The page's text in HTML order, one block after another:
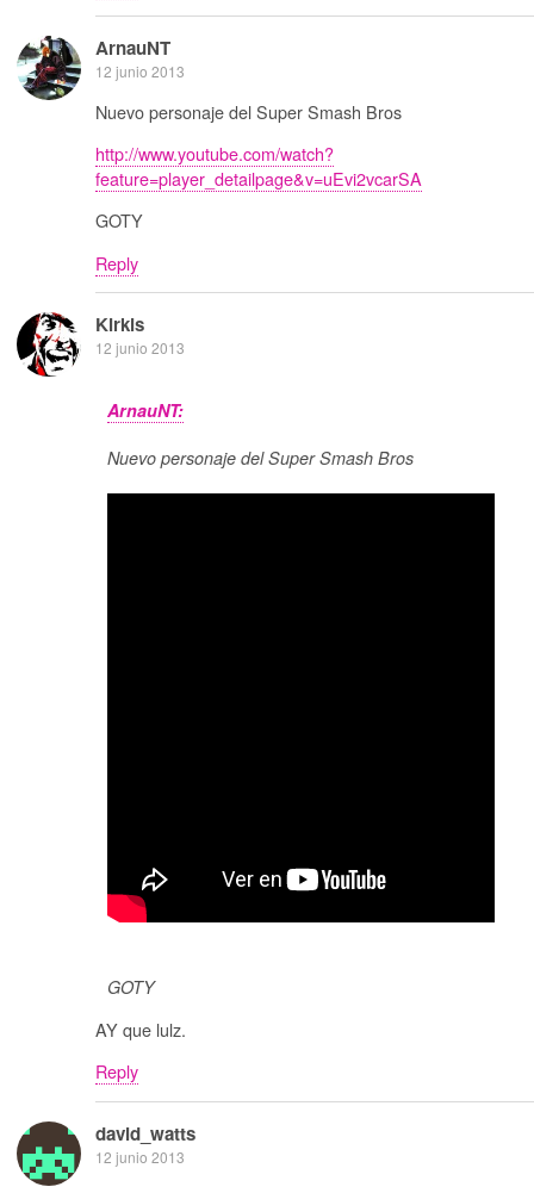
ArnauNT
12 junio 2013
Nuevo personaje del Super Smash Bros
http://www.youtube.com/watch?
feature=player_detailpage&v=uEvi2vcarSA
GOTY
Reply
Kirkis
12 junio 2013
ArnauNT:
Nuevo personaje del Super Smash Bros
GOTY
AY que lulz.
Reply
david_watts
12 junio 2013